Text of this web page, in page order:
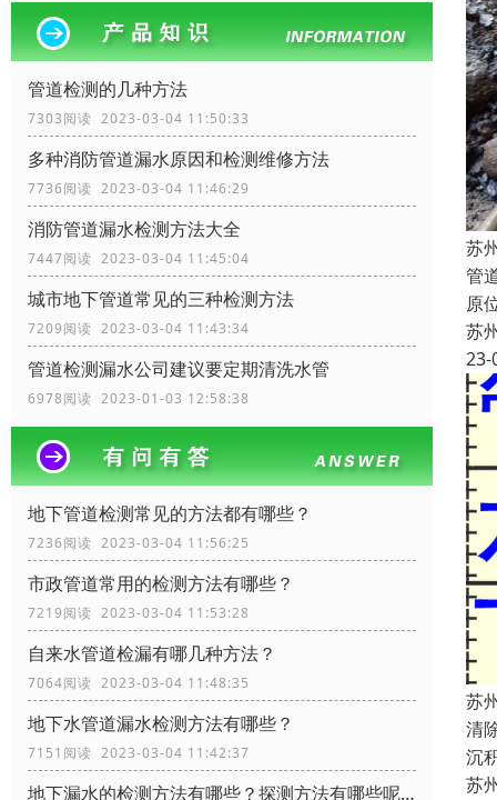
管道检测的几种方法
7303阅读 2023-03-04 11:50:33
多种消防管道漏水原因和检测维修方法
7736阅读 2023-03-04 11:46:29
消防管道漏水检测方法大全
7447阅读 2023-03-04 11:45:04
城市地下管道常见的三种检测方法
7209阅读 2023-03-04 11:43:34
管道检测漏水公司建议要定期清洗水管
6978阅读 2023-01-03 12:58:38
地下管道检测常见的方法都有哪些？
7236阅读 2023-03-04 11:56:25
市政管道常用的检测方法有哪些？
7219阅读 2023-03-04 11:53:28
自来水管道检漏有哪几种方法？
7064阅读 2023-03-04 11:48:35
地下水管道漏水检测方法有哪些？
7151阅读 2023-03-04 11:42:37
地下漏水的检测方法有哪些？探测方法有哪些呢？
苏
管
原
苏
23-
苏
清
沉
苏